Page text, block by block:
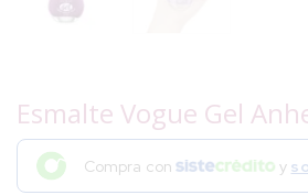
Esmalte Vogue Gel
Compra con y